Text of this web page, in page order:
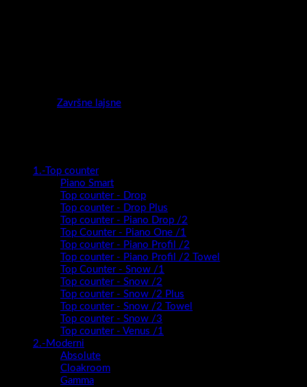
Završne lajsne
1.-Top counter
Piano Smart
Top counter - Drop
Top counter - Drop Plus
Top counter - Piano Drop /2
Top Counter - Piano One /1
Top counter - Piano Profil /2
Top counter - Piano Profil /2 Towel
Top Counter - Snow /1
Top counter - Snow /2
Top counter - Snow /2 Plus
Top counter - Snow /2 Towel
Top counter - Snow /3
Top counter - Venus /1
2.-Moderni
Absolute
Cloakroom
Gamma